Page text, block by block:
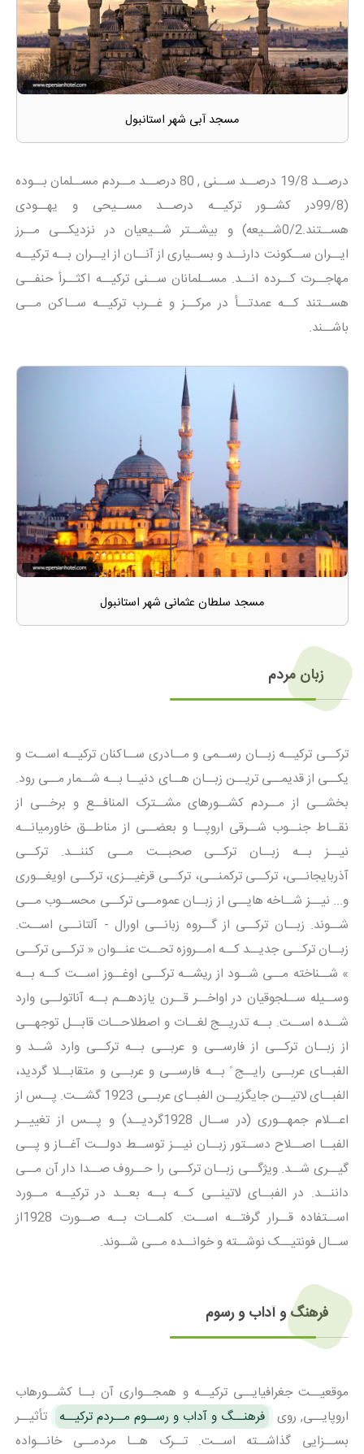
مسجد آبی شهر استانبول
درصــد 19/8 درصــد ســنی , 80 درصــد مــردم مســلمان بــوده
(99/8در کشــور ترکیــه درصــد مســیحی و یهــودی
هســتند.0/2شــیعه) و بیشــتر شــیعیان در نزدیکــی مــرز
ایــران ســکونت دارنــد و بســیاری از آنــان از ایــران بــه ترکیــه
مهاجــرت کــرده انــد. مســلمانان ســنی ترکیــه اکثــرأ حنفــی
هســتند کــه عمدتــأ در مرکــز و غــرب ترکیــه ســاکن مــی
باشــند.
مسجد سلطان عثمانی شهر استانبول
زبان مردم
ترکــی ترکیــه زبــان رســمی و مــادری ســاکنان ترکیــه اســت و
یکــی از قدیمــی تریــن زبــان هــای دنیــا بــه شــمار مــی رود.
بخشــی از مــردم کشــورهای مشــترک المنافــع و برخــی از
نقــاط جنــوب شــرقی اروپــا و بعضــی از مناطــق خاورمیانــه
نیــز بــه زبــان ترکــی صحبــت مــی کننــد. ترکــی
آذربایجانــی، ترکــی ترکمنــی، ترکــی قرغیــزی، ترکــی اویغــوری
و... نیــز شــاخه هایــی از زبــان عمومــی ترکــی محســوب مــی
شــوند. زبــان ترکــی از گــروه زبانــی اورال - آلتانــی اســت.
زبــان ترکــی جدیــد کــه امــروزه تحــت عنــوان « ترکــی ترکــی
» شــناخته مــی شــود از ریشــه ترکــی اوغــوز اســت کــه بــه
وســیله ســلجوقیان در اواخــر قــرن یازدهــم بــه آناتولــی وارد
شــده اســت. بــه تدریــج لغــات و اصطلاحــات قابــل توجهــی
از زبــان ترکــی از فارســی و عربــی بــه ترکــی وارد شــد و
الفبــای عربــی رایــج ً بــه فارســی و عربــی و متقابــلا گردید،
الفبــای لاتیــن جایگزیــن الفبــای عربــی 1923 گشــت. پــس از
اعــلام جمهــوری (در ســال 1928گردیــد) و پــس از تغییــر
الفبــا اصــلاح دســتور زبــان نیــز توســط دولــت آغــاز و پــی
گیــری شــد. ویژگــی زبــان ترکــی را حــروف صــدا دار آن مــی
داننــد. در الفبــای لاتینــی کــه بــه بعــد در ترکیــه مــورد
اســتفاده قــرار گرفتــه اســت. کلمــات بــه صــورت 1928از
ســال فونتیــک نوشــته و خوانــده مــی شــوند.
فرهنگ و آداب و رسوم
موقعیــت جغرافیایــی ترکیــه و همجــواری آن بــا کشــورهاب
اروپایــی, روی فرهنــگ و آداب و رســوم مــردم ترکیــه
تأثیــر
بســزایی گذاشــته اســت. تــرک هــا مردمــی خانــواده